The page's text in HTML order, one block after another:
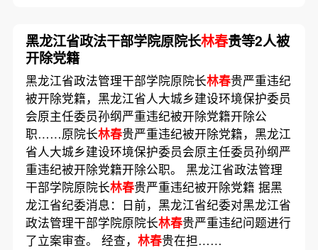
黑龙江省政法干部学院原院长林春贵等2人被
开除党籍
黑龙江省政法管理干部学院原院长林春贵严重违纪
被开除党籍，黑龙江省人大城乡建设环境保护委员
会原主任委员孙纲严重违纪被开除党籍开除公
职……原院长林春贵严重违纪被开除党籍，黑龙江
省人大城乡建设环境保护委员会原主任委员孙纲严
重违纪被开除党籍开除公职。 黑龙江省政法管理
干部学院原院长林春贵严重违纪被开除党籍 据黑
龙江省纪委消息：日前，黑龙江省纪委对黑龙江省
政法管理干部学院原院长林春贵严重违纪问题进行
了立案审查。 经查， 林春贵在担……